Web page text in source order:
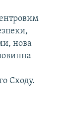
нова
Сходу.